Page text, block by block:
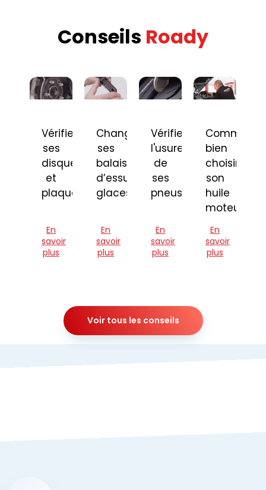
Conseils Roady
Vérifier
ses
disques
et
plaquettes
En
savoir
plus
Changer
ses
balais
d’essuie-
glaces
En
savoir
plus
Vérifier
l'usure
de
ses
pneus
En
savoir
plus
Comment
bien
choisir
son
huile
moteur
En
savoir
plus
Voir tous les conseils